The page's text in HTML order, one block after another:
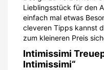
Lieblingsstück für den
einfach mal etwas
cleveren Tipps kannst
zum kleineren Preis
Intimissimi
Intimissimi“